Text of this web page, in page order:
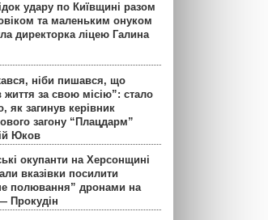
удару по Київщині разом
та маленьким онуком
директорка ліцею Галина
ніби пишався, що
життя за свою місію”: стало
як загинув керівник
загону “Плацдарм”
Юков
окупанти на Херсонщині
вказівки посилити
полювання” дронами на
Прокудін